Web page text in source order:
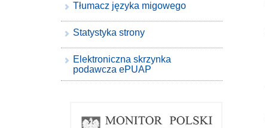
Tłumacz języka migowego
Statystyka strony
Elektroniczna skrzynka
podawcza ePUAP